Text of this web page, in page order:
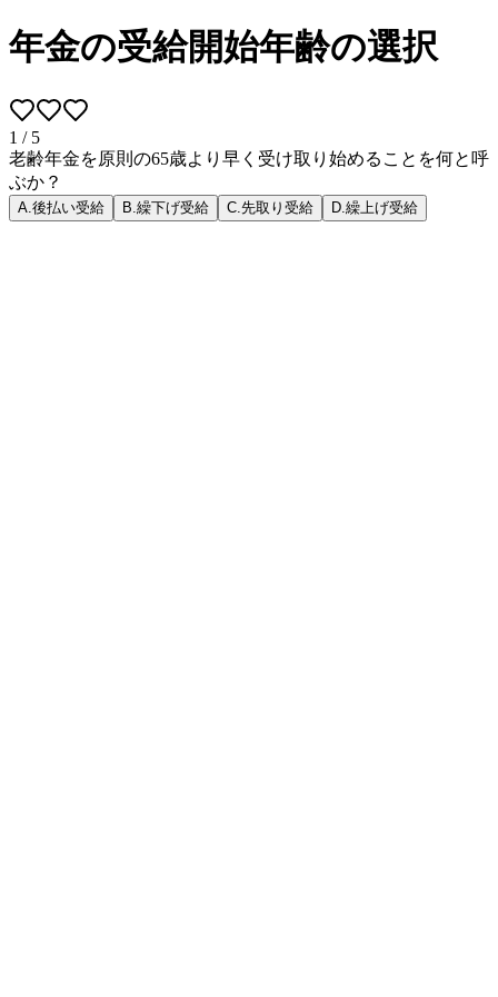
年金の受給開始年齢の選択
1 / 5
老齢年金を原則の65歳より早く受け取り始めることを何と呼
ぶか？
A 後払い受給 B 繰下げ受給 C 先取り受給 D 繰上げ受給